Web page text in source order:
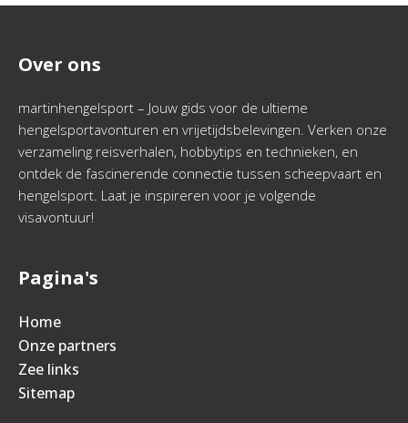
Over ons
martinhengelsport – Jouw gids voor de ultieme
hengelsportavonturen en vrijetijdsbelevingen. Verken onze
verzameling reisverhalen, hobbytips en technieken, en
ontdek de fascinerende connectie tussen scheepvaart en
hengelsport. Laat je inspireren voor je volgende
visavontuur!
Pagina's
Home
Onze partners
Zee links
Sitemap